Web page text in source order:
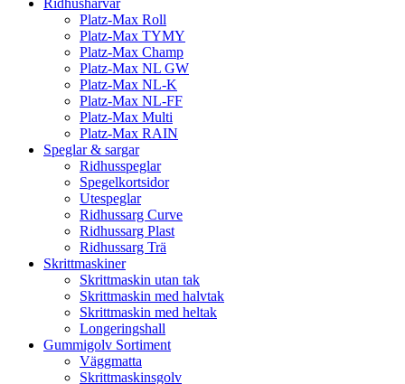
Ridhusharvar
Platz-Max Roll
Platz-Max TYMY
Platz-Max Champ
Platz-Max NL GW
Platz-Max NL-K
Platz-Max NL-FF
Platz-Max Multi
Platz-Max RAIN
Speglar & sargar
Ridhusspeglar
Spegelkortsidor
Utespeglar
Ridhussarg Curve
Ridhussarg Plast
Ridhussarg Trä
Skrittmaskiner
Skrittmaskin utan tak
Skrittmaskin med halvtak
Skrittmaskin med heltak
Longeringshall
Gummigolv Sortiment
Väggmatta
Skrittmaskinsgolv